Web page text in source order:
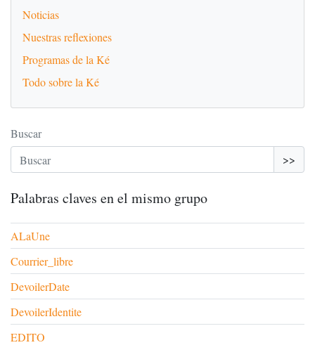
Noticias
Nuestras reflexiones
Programas de la Ké
Todo sobre la Ké
Buscar
>>
Palabras claves en el mismo grupo
ALaUne
Courrier_libre
DevoilerDate
DevoilerIdentite
EDITO